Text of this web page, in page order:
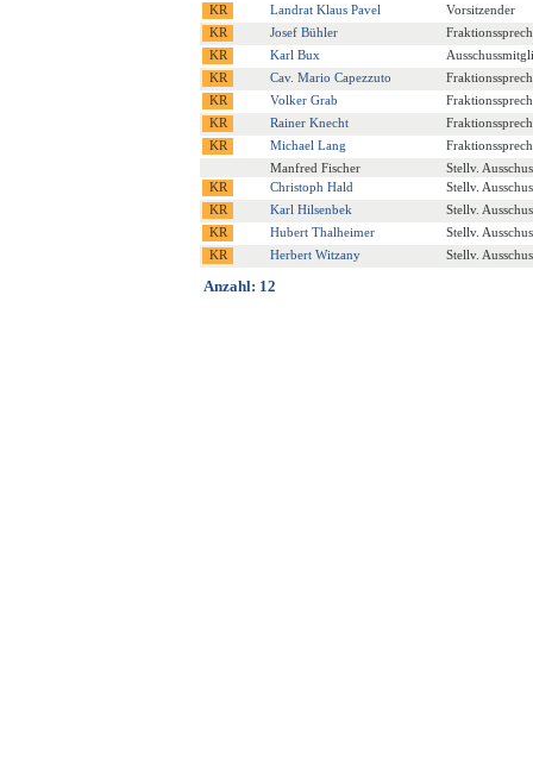
Landrat Klaus Pavel
Vorsitzender
Josef Bühler
Karl Bux
Cav. Mario Capezzuto
Volker Grab
Rainer Knecht
Michael Lang
Manfred Fischer
Stellv.
Christoph Hald
Stellv.
Karl Hilsenbek
Stellv.
Hubert Thalheimer
Stellv.
Herbert Witzany
Stellv.
Anzahl: 12